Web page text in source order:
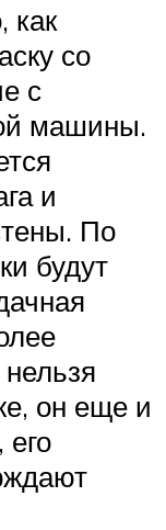
как
со
с
машины.
и
По
будут
он еще и